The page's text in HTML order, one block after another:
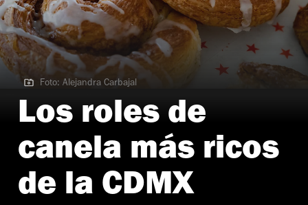
Foto: Alejandra Carbajal
Foto: Alejandra Carbajal
Los roles de
canela más ricos
de la CDMX